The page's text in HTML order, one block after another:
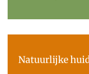
Natuurlijke